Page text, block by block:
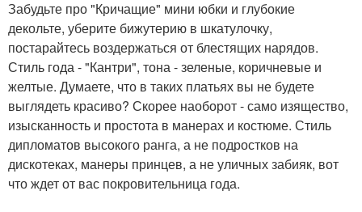
Забудьте про "Кричащие" мини юбки и глубокие
декольте, уберите бижутерию в шкатулочку,
постарайтесь воздержаться от блестящих нарядов.
Стиль года - "Кантри", тона - зеленые, коричневые и
желтые. Думаете, что в таких платьях вы не будете
выглядеть красиво? Скорее наоборот - само изящество,
изысканность и простота в манерах и костюме. Стиль
дипломатов высокого ранга, а не подростков на
дискотеках, манеры принцев, а не уличных забияк, вот
что ждет от вас покровительница года.